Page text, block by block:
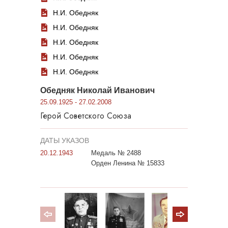
Н.И. Обедняк
Н.И. Обедняк
Н.И. Обедняк
Н.И. Обедняк
Н.И. Обедняк
Обедняк Николай Иванович
25.09.1925 - 27.02.2008
Герой Советского Союза
ДАТЫ УКАЗОВ
20.12.1943
Медаль № 2488
Орден Ленина № 15833